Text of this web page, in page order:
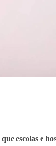
escolas e